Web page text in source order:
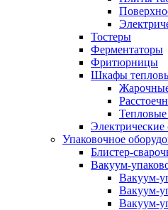
Тостеры
Ферментаторы
Фритюрницы
Шкафы
Электрические
Упаковочное
Блистер-
Вакуум-
Вакуум-
Вакуум-
Вакуум-